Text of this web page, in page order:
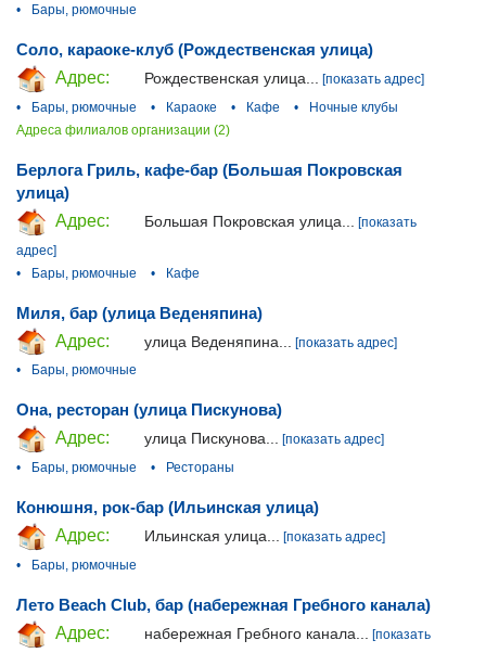
•
Бары, рюмочные
Соло, караоке-клуб (Рождественская улица)
Адрес:
Рождественская улица...
[показать адрес]
•
Бары, рюмочные • Караоке • Кафе •
Ночные клубы
Адреса филиалов организации (2)
Берлога Гриль, кафе-бар (Большая Покровская
улица)
Адрес:
Большая Покровская улица...
[показать
адрес]
•
Бары, рюмочные • Кафе
Миля, бар (улица Веденяпина)
Адрес:
улица Веденяпина...
[показать адрес]
•
Бары, рюмочные
Она, ресторан (улица Пискунова)
Адрес:
улица Пискунова... [показать адрес]
•
Бары, рюмочные • Рестораны
Конюшня, рок-бар (Ильинская улица)
Адрес:
Ильинская улица... [показать адрес]
•
Бары, рюмочные
Лето Beach Club, бар (набережная Гребного канала)
Адрес:
набережная Гребного канала...
[показать